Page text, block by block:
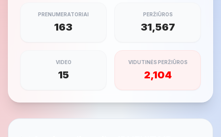
PRENUMERATORIAI
163
PERŽIŪROS
31,567
VIDEO
15
VIDUTINĖS PERŽIŪROS
2,104